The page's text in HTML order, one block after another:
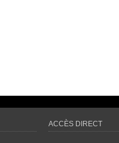
ACCÈS DIRECT